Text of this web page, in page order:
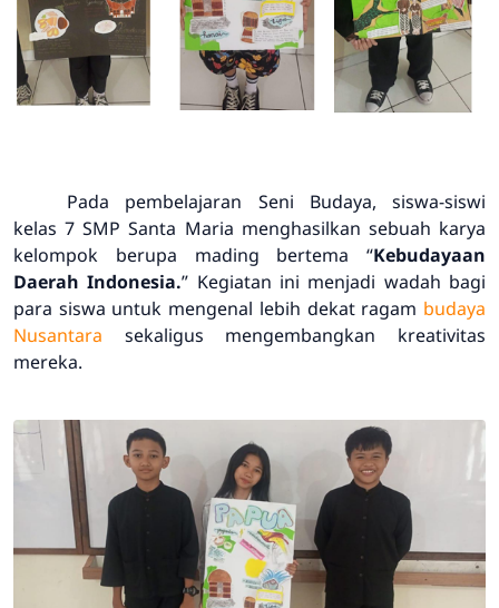
Pada pembelajaran Seni Budaya, siswa-siswi
kelas 7 SMP Santa Maria menghasilkan sebuah karya
kelompok berupa mading bertema “Kebudayaan
Daerah Indonesia.” Kegiatan ini menjadi wadah bagi
para siswa untuk mengenal lebih dekat ragam budaya
Nusantara sekaligus mengembangkan kreativitas
mereka.